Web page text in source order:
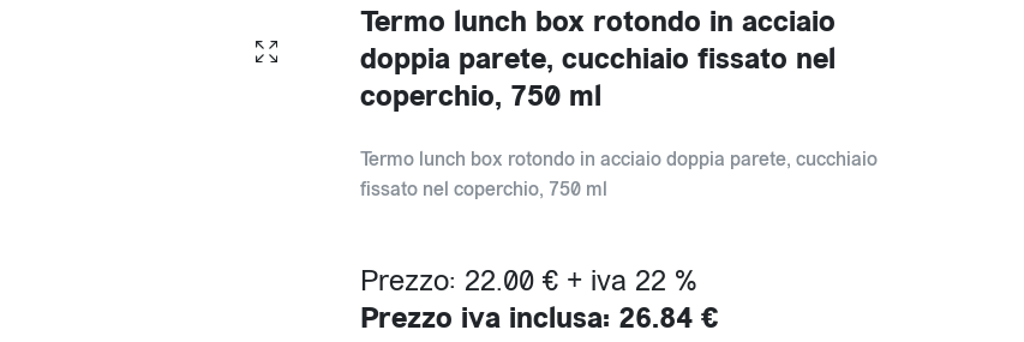
Termo lunch box rotondo in acciaio
doppia parete, cucchiaio fissato nel
coperchio, 750 ml
Termo lunch box rotondo in acciaio doppia parete, cucchiaio
fissato nel coperchio, 750 ml
Prezzo: 22.00 € + iva 22 %
Prezzo iva inclusa: 26.84 €